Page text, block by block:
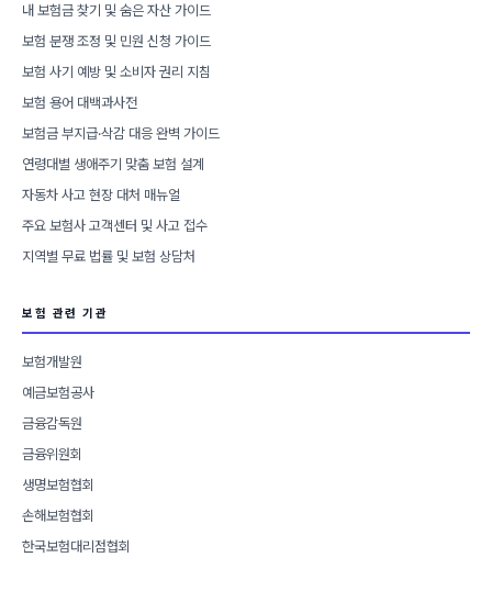
내 보험금 찾기 및 숨은 자산 가이드
보험 분쟁 조정 및 민원 신청 가이드
보험 사기 예방 및 소비자 권리 지침
보험 용어 대백과사전
보험금 부지급·삭감 대응 완벽 가이드
연령대별 생애주기 맞춤 보험 설계
자동차 사고 현장 대처 매뉴얼
주요 보험사 고객센터 및 사고 접수
지역별 무료 법률 및 보험 상담처
보험 관련 기관
보험개발원
예금보험공사
금융감독원
금융위원회
생명보험협회
손해보험협회
한국보험대리점협회